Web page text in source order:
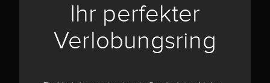
Ihr perfekter
Verlobungsring